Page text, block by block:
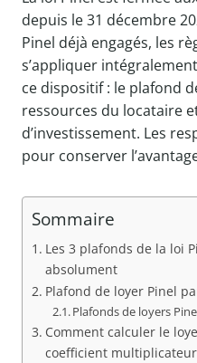
depuis le 31 décembre
Pinel déjà engagés, les
s’appliquer
ce dispositif : le plafond
ressources du locataire
d’investissement. Les
pour conserver
Sommaire
Les 3 plafonds de la loi
absolument
Plafond de loyer Pinel
Plafonds de loyers
Comment calculer le
coefficient multiplicateur